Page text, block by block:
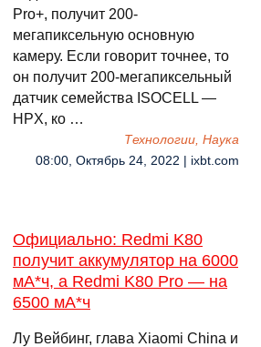
Pro+, получит 200-
мегапиксельную основную
камеру. Если говорит точнее, то
он получит 200-мегапиксельный
датчик семейства ISOCELL —
HPX, ко …
Технологии, Наука
08:00, Октябрь 24, 2022 | ixbt.com
Официально: Redmi K80
получит аккумулятор на 6000
мА*ч, а Redmi K80 Pro — на
6500 мА*ч
Лу Вейбинг, глава Xiaomi China и